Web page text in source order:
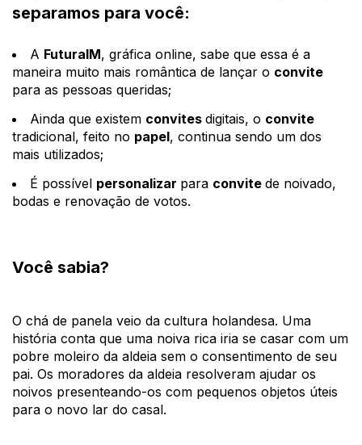
separamos para você:
A FuturaIM, gráfica online, sabe que essa é a
maneira muito mais romântica de lançar o convite
para as pessoas queridas;
Ainda que existem convites digitais, o convite
tradicional, feito no papel, continua sendo um dos
mais utilizados;
É possível personalizar para convite de noivado,
bodas e renovação de votos.
Você sabia?
O chá de panela veio da cultura holandesa. Uma
história conta que uma noiva rica iria se casar com um
pobre moleiro da aldeia sem o consentimento de seu
pai. Os moradores da aldeia resolveram ajudar os
noivos presenteando-os com pequenos objetos úteis
para o novo lar do casal.